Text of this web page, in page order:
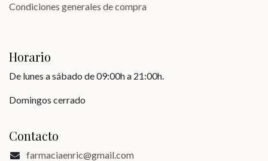
Condiciones generales de compra
Horario
De lunes a sábado de 09:00h a 21:00h.
Domingos cerrado
Contacto
farmaciaenric@gmail.com